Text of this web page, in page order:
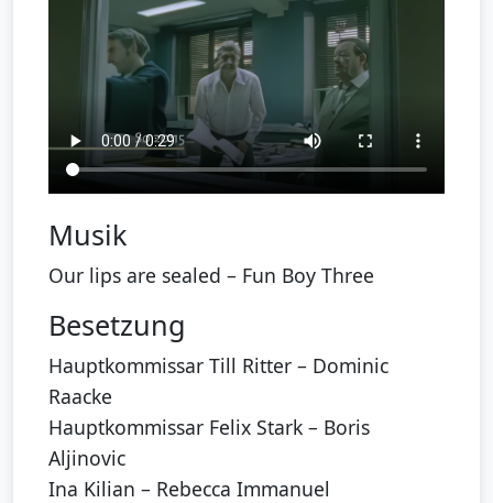
Musik
Our lips are sealed – Fun Boy Three
Besetzung
Hauptkommissar Till Ritter – Dominic
Raacke
Hauptkommissar Felix Stark – Boris
Aljinovic
Ina Kilian – Rebecca Immanuel